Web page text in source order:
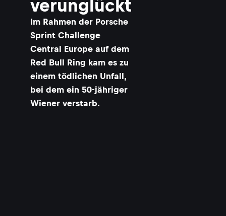
verunglückt
Im Rahmen der Porsche
Sprint Challenge
Central Europe auf dem
Red Bull Ring kam es zu
einem tödlichen Unfall,
bei dem ein 50-jähriger
Wiener verstarb.